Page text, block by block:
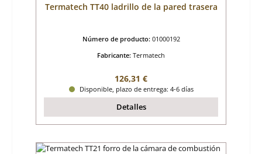
Termatech TT40 ladrillo de la pared trasera
Número de producto: 01000192
Fabricante: Termatech
Precio normal:
126,31 €
Disponible, plazo de entrega: 4-6 días
Detalles